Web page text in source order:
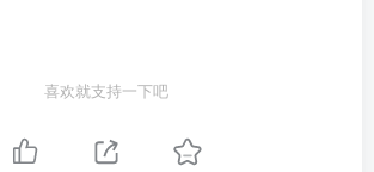
喜欢就支持一下吧